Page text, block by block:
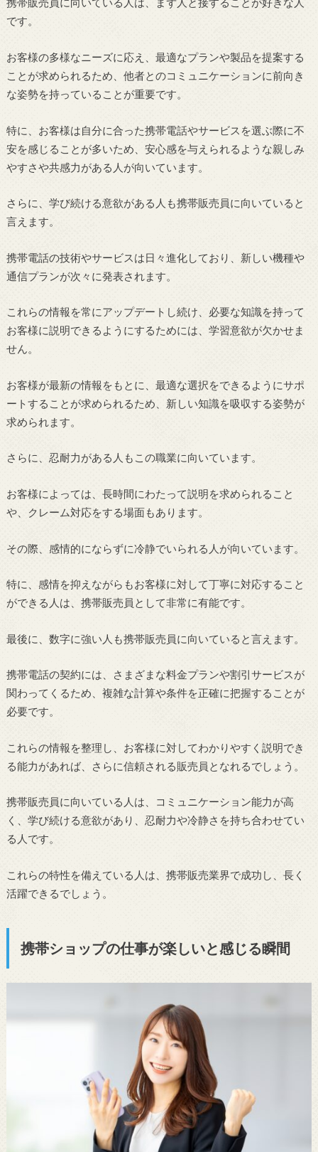
です。
お客様の多様なニーズに応え、最適なプランや製品を提案する
ことが求められるため、他者とのコミュニケーションに前向き
な姿勢を持っていることが重要です。
特に、お客様は自分に合った携帯電話やサービスを選ぶ際に不
安を感じることが多いため、安心感を与えられるような親しみ
やすさや共感力がある人が向いています。
さらに、学び続ける意欲がある人も携帯販売員に向いていると
言えます。
携帯電話の技術やサービスは日々進化しており、新しい機種や
通信プランが次々に発表されます。
これらの情報を常にアップデートし続け、必要な知識を持って
お客様に説明できるようにするためには、学習意欲が欠かせま
せん。
お客様が最新の情報をもとに、最適な選択をできるようにサポ
ートすることが求められるため、新しい知識を吸収する姿勢が
求められます。
さらに、忍耐力がある人もこの職業に向いています。
お客様によっては、長時間にわたって説明を求められること
や、クレーム対応をする場面もあります。
その際、感情的にならずに冷静でいられる人が向いています。
特に、感情を抑えながらもお客様に対して丁寧に対応すること
ができる人は、携帯販売員として非常に有能です。
最後に、数字に強い人も携帯販売員に向いていると言えます。
携帯電話の契約には、さまざまな料金プランや割引サービスが
関わってくるため、複雑な計算や条件を正確に把握することが
必要です。
これらの情報を整理し、お客様に対してわかりやすく説明でき
る能力があれば、さらに信頼される販売員となれるでしょう。
携帯販売員に向いている人は、コミュニケーション能力が高
く、学び続ける意欲があり、忍耐力や冷静さを持ち合わせてい
る人です。
これらの特性を備えている人は、携帯販売業界で成功し、長く
活躍できるでしょう。
携帯ショップの仕事が楽しいと感じる瞬間